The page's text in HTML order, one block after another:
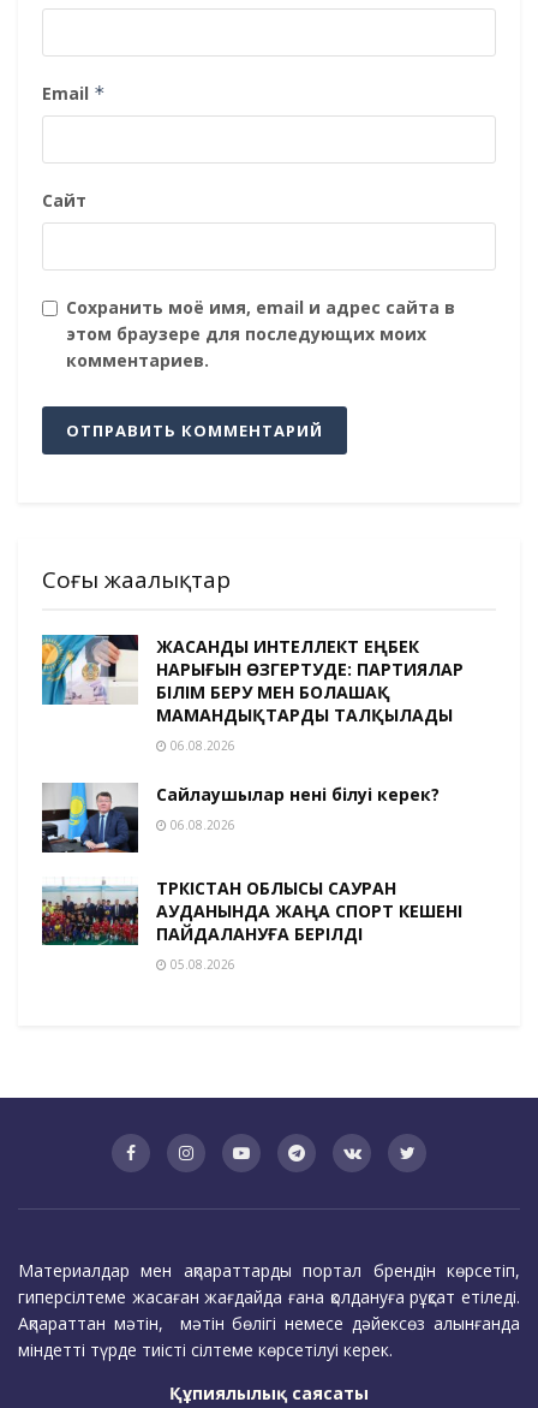
Email *
Сайт
Сохранить моё имя, email и адрес сайта в
этом браузере для последующих моих
комментариев.
Соңғы жаңалықтар
ЖАСАНДЫ ИНТЕЛЛЕКТ ЕҢБЕК
НАРЫҒЫН ӨЗГЕРТУДЕ: ПАРТИЯЛАР
БІЛІМ БЕРУ МЕН БОЛАШАҚ
МАМАНДЫҚТАРДЫ ТАЛҚЫЛАДЫ
06.08.2026
Сайлаушылар нені білуі керек?
06.08.2026
ТҮРКІСТАН ОБЛЫСЫ САУРАН
АУДАНЫНДА ЖАҢА СПОРТ КЕШЕНІ
ПАЙДАЛАНУҒА БЕРІЛДІ
05.08.2026
Материалдар мен ақпараттарды портал брендін көрсетіп,
гиперсілтеме жасаған жағдайда ғана қолдануға рұқсат етіледі.
Ақпараттан мәтін, мәтін бөлігі немесе дәйексөз алынғанда
міндетті түрде тиісті сілтеме көрсетілуі керек.
Құпиялылық саясаты